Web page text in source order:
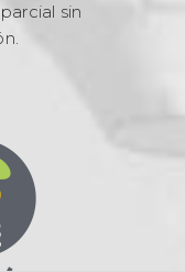
sin